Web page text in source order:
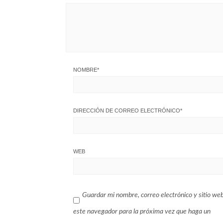
NOMBRE*
DIRECCIÓN DE CORREO ELECTRÓNICO*
WEB
Guardar mi nombre, correo electrónico y sitio
este navegador para la próxima vez que haga un